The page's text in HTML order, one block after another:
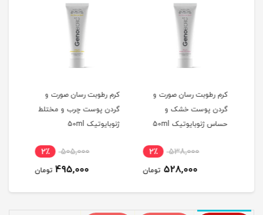
کرم رطوبت رسان صورت و
گردن پوست خشک و
حساس ژنوبایوتیک 50ml
538,000 2٪
528,000 تومان
کرم رطوبت رسان صورت و
گردن پوست چرب و مختلط
ژنوبایوتیک 50ml
505,000 2٪
495,000 تومان